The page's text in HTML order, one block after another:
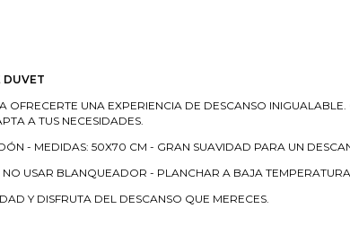
DUVET
OFRECERTE UNA EXPERIENCIA DE DESCANSO
A TUS NECESIDADES.
- MEDIDAS: 50X70 CM - GRAN SUAVIDAD PARA UN
USAR BLANQUEADOR - PLANCHAR A BAJA TEMPERATURA
Y DISFRUTA DEL DESCANSO QUE MERECES.